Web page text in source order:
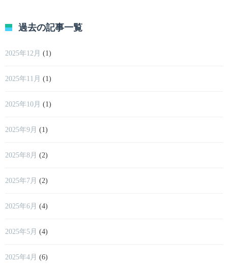
過去の記事一覧
2025年12月 (1)
2025年11月 (1)
2025年10月 (1)
2025年9月 (1)
2025年8月 (2)
2025年7月 (2)
2025年6月 (4)
2025年5月 (4)
2025年4月 (6)